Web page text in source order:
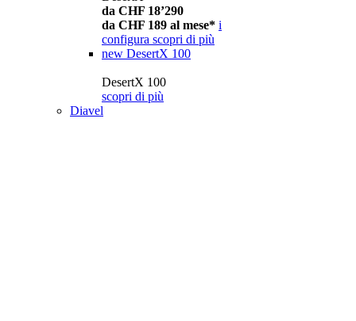
da CHF 18’290
da CHF 189 al mese* i
configura scopri di più
new DesertX 100
DesertX 100
scopri di più
Diavel